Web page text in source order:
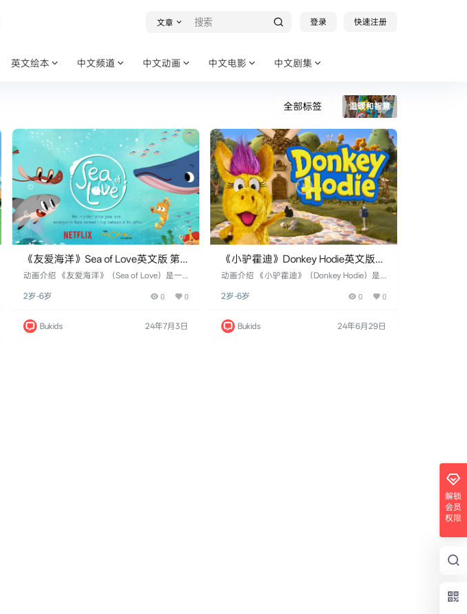
文章 登录 快速注册
英文绘本 中文频道 中文动画 中文电影 中文剧集
全部标签 温暖和智慧
《友爱海洋》Sea of Love英文版 第
一季 [全15集]
动画介绍 《友爱海洋》（Sea of Love）是一
打造。故事设定在一个美丽的海洋世界，围绕
次次冒险和日常互动，展现了友谊、爱与合作
的重要性。这部动画以其独特的海洋背景和精
2岁-6岁 0 0
Bukids 24年7月3日
《小驴霍迪》Donkey Hodie英文版
第一季 [全40集]
动画介绍 《小驴霍迪》（Donkey Hodie）是
es制作的儿童动画系列。该动画灵感来源于Fr
（Mister Rogers' Neighborhood）中的一个角
色——“Donkey Hodie”。动画讲述了一只充满
2岁-6岁 0 0
Bukids 24年6月29日
解锁
会员
权限